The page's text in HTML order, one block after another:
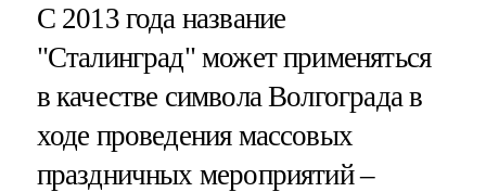
С 2013 года название
"Сталинград" может применяться
в качестве символа Волгограда в
ходе проведения массовых
праздничных мероприятий –